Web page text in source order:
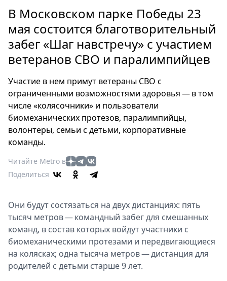
Россия
Мир
Здоровье
Еда
Мода
Театр
Кино
Афиша
Выставки
Пресс-
Metro
Стримы
Спецпроекты
Звезды
Выборы
В Московском парке Победы 23
мая состоится благотворительный
забег «Шаг навстречу» с участием
ветеранов СВО и паралимпийцев
Участие в нем примут ветераны СВО с
ограниченными возможностями здоровья — в том
числе «колясочники» и пользователи
биомеханических протезов, паралимпийцы,
волонтеры, семьи с детьми, корпоративные
команды.
Читайте Metro в
Поделиться
Они будут состязаться на двух дистанциях: пять
тысяч метров — командный забег для смешанных
команд, в состав которых войдут участники с
биомеханическими протезами и передвигающиеся
на колясках; одна тысяча метров — дистанция для
родителей с детьми старше 9 лет.